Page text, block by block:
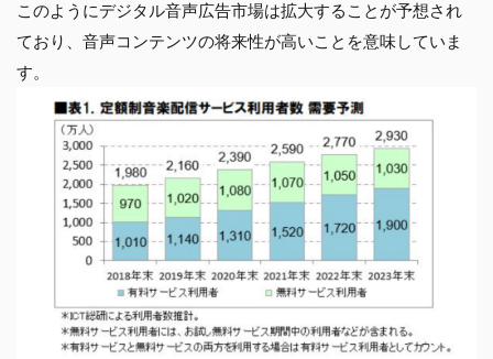
このようにデジタル音声広告市場は拡大することが予想され
ており、音声コンテンツの将来性が高いことを意味していま
す。